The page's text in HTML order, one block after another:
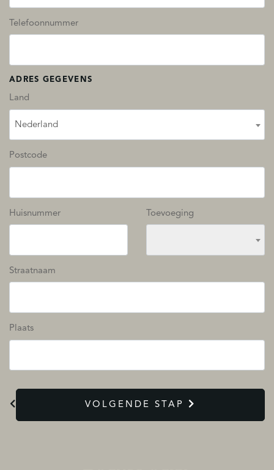
Telefoonnummer
ADRES GEGEVENS
Land
Nederland
Postcode
Huisnummer Toevoeging
Straatnaam
Plaats
VOLGENDE STAP